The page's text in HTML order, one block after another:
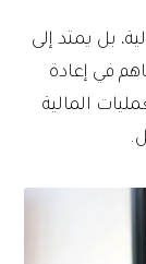
بل يمتد إلى
في إعادة
المالية